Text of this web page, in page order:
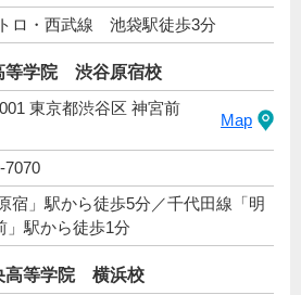
ロ・西武線 池袋駅徒歩3分
等学院 渋谷原宿校
東京都渋谷区 神宮前
Map
7070
宿」駅から徒歩5分／千代田線「明
」駅から徒歩1分
高等学院 横浜校